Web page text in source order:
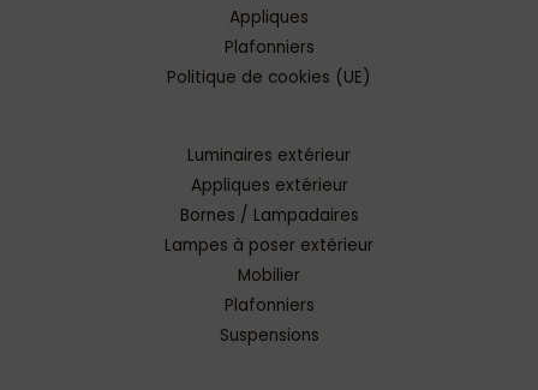
Appliques
Plafonniers
Politique de cookies (UE)
Luminaires extérieur
Appliques extérieur
Bornes / Lampadaires
Lampes à poser extérieur
Mobilier
Plafonniers
Suspensions